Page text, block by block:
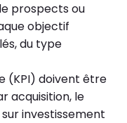
prospects ou
objectif
du type
(KPI) doivent être
acquisition, le
investissement